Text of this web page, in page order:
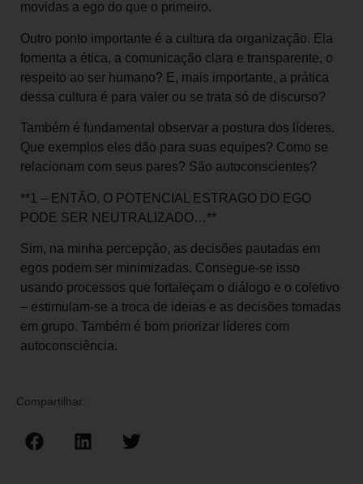
movidas a ego do que o primeiro.
Outro ponto importante é a cultura da organização. Ela
fomenta a ética, a comunicação clara e transparente, o
respeito ao ser humano? E, mais importante, a prática
dessa cultura é para valer ou se trata só de discurso?
Também é fundamental observar a postura dos líderes.
Que exemplos eles dão para suas equipes? Como se
relacionam com seus pares? São autoconscientes?
**1 – ENTÃO, O POTENCIAL ESTRAGO DO EGO
PODE SER NEUTRALIZADO…**
Sim, na minha percepção, as decisões pautadas em
egos podem ser minimizadas. Consegue-se isso
usando processos que fortaleçam o diálogo e o coletivo
– estimulam-se a troca de ideias e as decisões tomadas
em grupo. Também é bom priorizar líderes com
autoconsciência.
Compartilhar: